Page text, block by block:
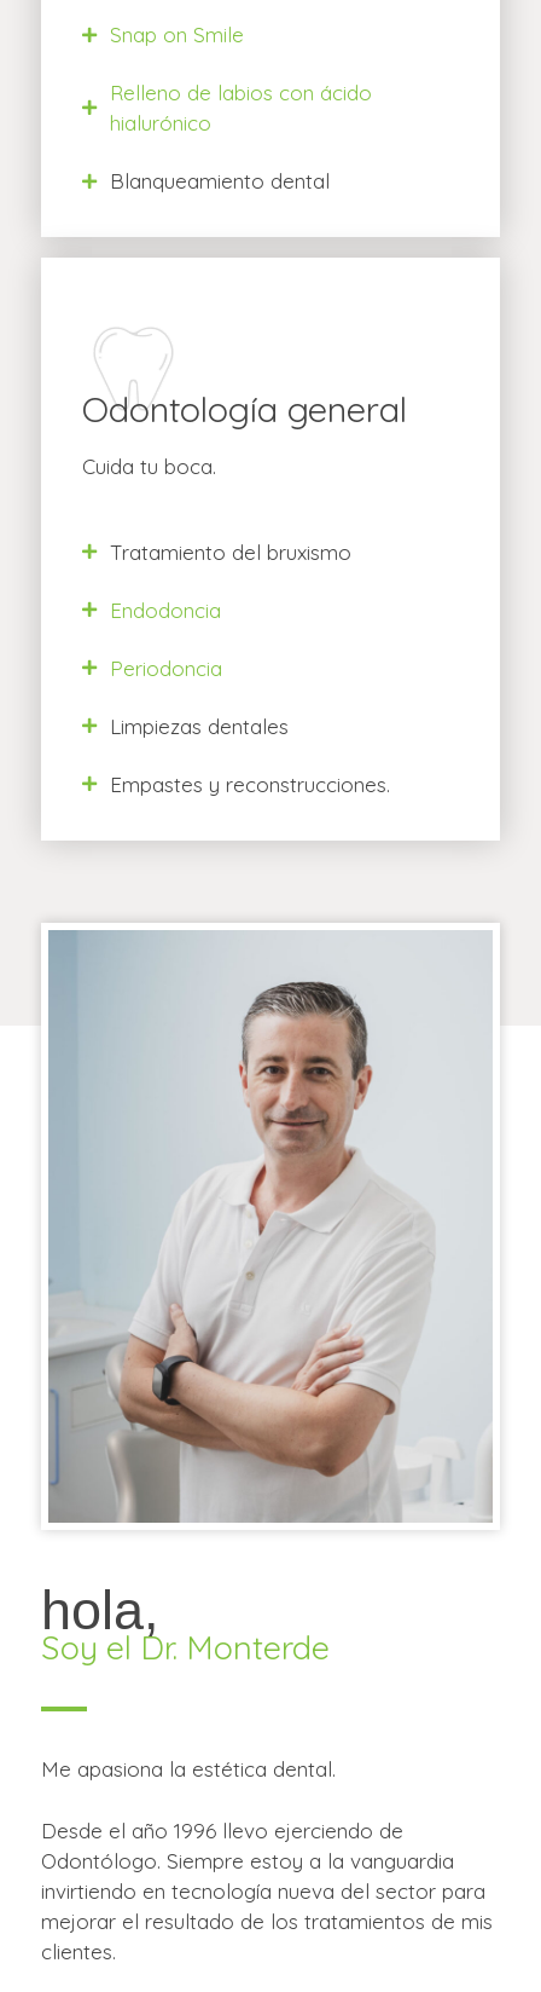
Snap on Smile
Relleno de labios con ácido
hialurónico
Blanqueamiento dental
Odontología general
Cuida tu boca.
Tratamiento del bruxismo
Endodoncia
Periodoncia
Limpiezas dentales
Empastes y reconstrucciones.
hola,
Soy el Dr. Monterde
Me apasiona la estética dental.
Desde el año 1996 llevo ejerciendo de
Odontólogo. Siempre estoy a la vanguardia
invirtiendo en tecnología nueva del sector para
mejorar el resultado de los tratamientos de mis
clientes.